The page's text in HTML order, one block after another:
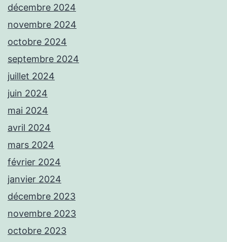
décembre 2024
novembre 2024
octobre 2024
septembre 2024
juillet 2024
juin 2024
mai 2024
avril 2024
mars 2024
février 2024
janvier 2024
décembre 2023
novembre 2023
octobre 2023